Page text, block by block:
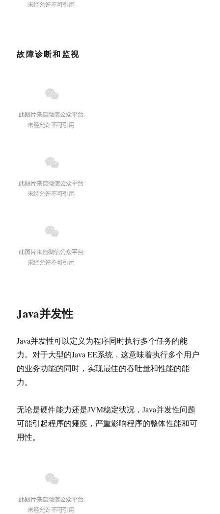
故障诊断和监视
Java并发性
Java并发性可以定义为程序同时执行多个任务的能
力。对于大型的Java EE系统，这意味着执行多个用户
的业务功能的同时，实现最佳的吞吐量和性能的能
力。
无论是硬件能力还是JVM稳定状况，Java并发性问题
可能引起程序的瘫痪，严重影响程序的整体性能和可
用性。